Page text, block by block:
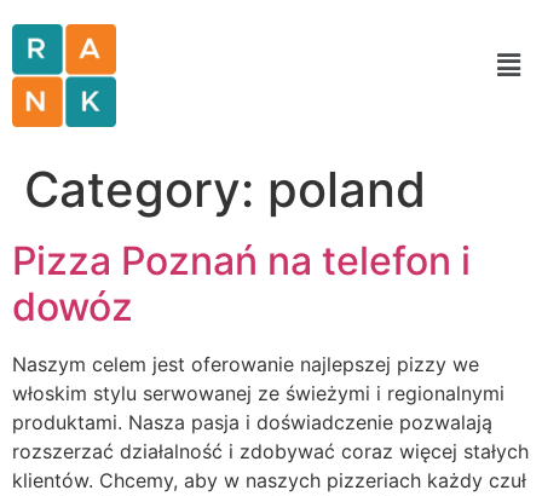
Category: poland
Pizza Poznań na telefon i
dowóz
Naszym celem jest oferowanie najlepszej pizzy we
włoskim stylu serwowanej ze świeżymi i regionalnymi
produktami. Nasza pasja i doświadczenie pozwalają
rozszerzać działalność i zdobywać coraz więcej stałych
klientów. Chcemy, aby w naszych pizzeriach każdy czuł